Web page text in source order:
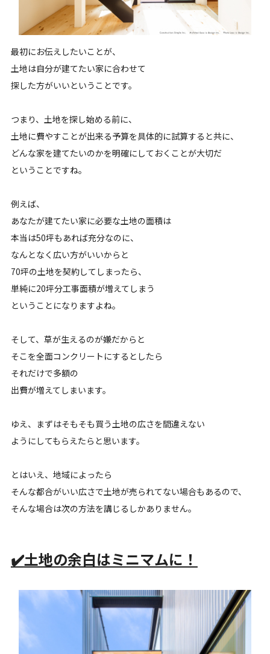
最初にお伝えしたいことが、
土地は自分が建てたい家に合わせて
探した方がいいということです。
つまり、土地を探し始める前に、
土地に費やすことが出来る予算を具体的に試算すると共に、
どんな家を建てたいのかを明確にしておくことが大切だ
ということですね。
例えば、
あなたが建てたい家に必要な土地の面積は
本当は50坪もあれば充分なのに、
なんとなく広い方がいいからと
70坪の土地を契約してしまったら、
単純に20坪分工事面積が増えてしまう
ということになりますよね。
そして、草が生えるのが嫌だからと
そこを全面コンクリートにするとしたら
それだけで多額の
出費が増えてしまいます。
ゆえ、まずはそもそも買う土地の広さを間違えない
ようにしてもらえたらと思います。
とはいえ、地域によったら
そんな都合がいい広さで土地が売られてない場合もあるので、
そんな場合は次の方法を講じるしかありません。
✔️土地の余白はミニマムに！